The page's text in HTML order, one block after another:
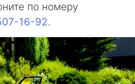
по номеру
16-92.